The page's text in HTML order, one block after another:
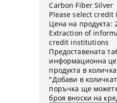
Carbon Fiber Silver
Please select
Цена на продукта:
Extraction of
credit institutions
Предоставената
информационна
продукта в
"Добави в
поръчка ще
броя вноски на